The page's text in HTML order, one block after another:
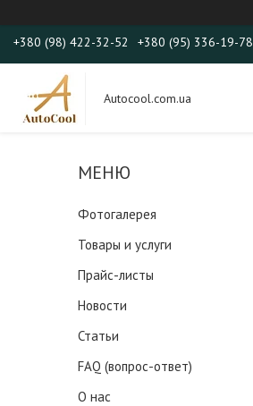
+380 (98) 422-32-52 +380 (95) 336-19-78
Autocool.com.ua
Фотогалерея
Товары и услуги
Прайс-листы
Новости
Статьи
FAQ (вопрос-ответ)
О нас